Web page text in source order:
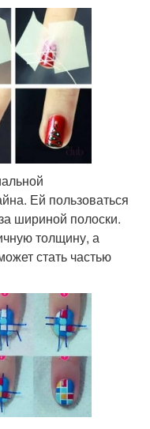
Ей пользоваться
шириной полоски.
толщину, а
стать частью